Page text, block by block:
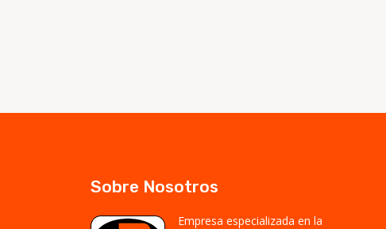
Sobre Nosotros
Empresa especializada en la